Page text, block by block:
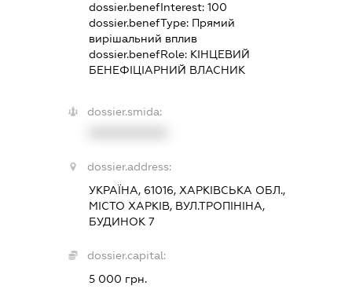
dossier.benefInterest: 100
dossier.benefType: Прямий
вирішальний вплив
dossier.benefRole: КІНЦЕВИЙ
БЕНЕФІЦІАРНИЙ ВЛАСНИК
dossier.smida:
dossier.address:
УКРАЇНА, 61016, ХАРКІВСЬКА ОБЛ.,
МІСТО ХАРКІВ, ВУЛ.ТРОПІНІНА,
БУДИНОК 7
dossier.capital:
5 000 грн.